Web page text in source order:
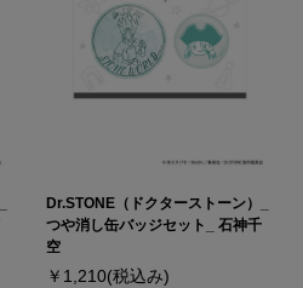
Dr.STONE（ドクターストーン）_
つや消し缶バッジセット_ 石神千
空
￥1,210(税込み)